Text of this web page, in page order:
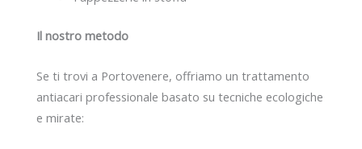
Il nostro metodo
Se ti trovi a Portovenere, offriamo un trattamento
antiacari professionale basato su tecniche ecologiche
e mirate: